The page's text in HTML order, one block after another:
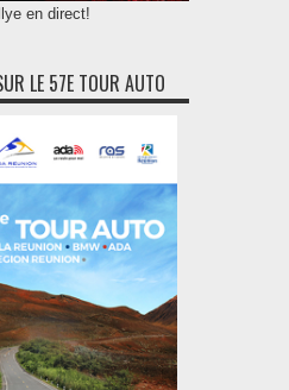
en direct!
LE 57E TOUR AUTO